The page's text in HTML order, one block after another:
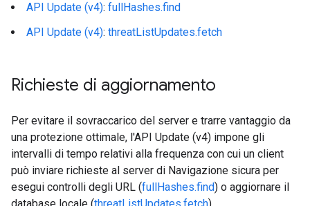
API Update (v4): fullHashes.find
API Update (v4): threatListUpdates.fetch
Richieste di aggiornamento
Per evitare il sovraccarico del server e trarre vantaggio da
una protezione ottimale, l'API Update (v4) impone gli
intervalli di tempo relativi alla frequenza con cui un client
può inviare richieste al server di Navigazione sicura per
esegui controlli degli URL (fullHashes.find) o aggiornare il